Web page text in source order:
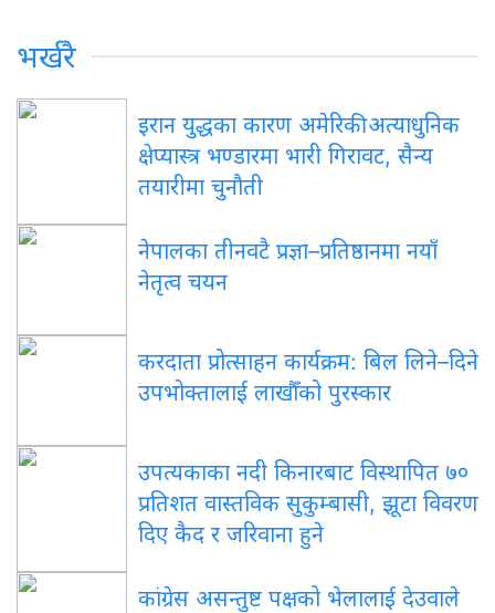
भर्खरै
इरान युद्धका कारण अमेरिकी अत्याधुनिक
क्षेप्यास्त्र भण्डारमा भारी गिरावट, सैन्य
तयारीमा चुनौती
नेपालका तीनवटै प्रज्ञा–प्रतिष्ठानमा नयाँ
नेतृत्व चयन
करदाता प्रोत्साहन कार्यक्रम: बिल लिने–दिने
उपभोक्तालाई लाखौँको पुरस्कार
उपत्यकाका नदी किनारबाट विस्थापित ७०
प्रतिशत वास्तविक सुकुम्बासी, झूटा विवरण
दिए कैद र जरिवाना हुने
कांग्रेस असन्तुष्ट पक्षको भेलालाई देउवाले